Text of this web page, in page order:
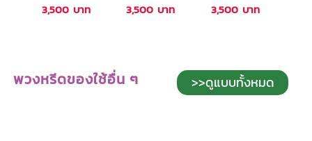
3,500 บาท 3,500 บาท 3,500 บาท
พวงหรีดของใช้อื่น ๆ >>ดูแบบทั้งหมด